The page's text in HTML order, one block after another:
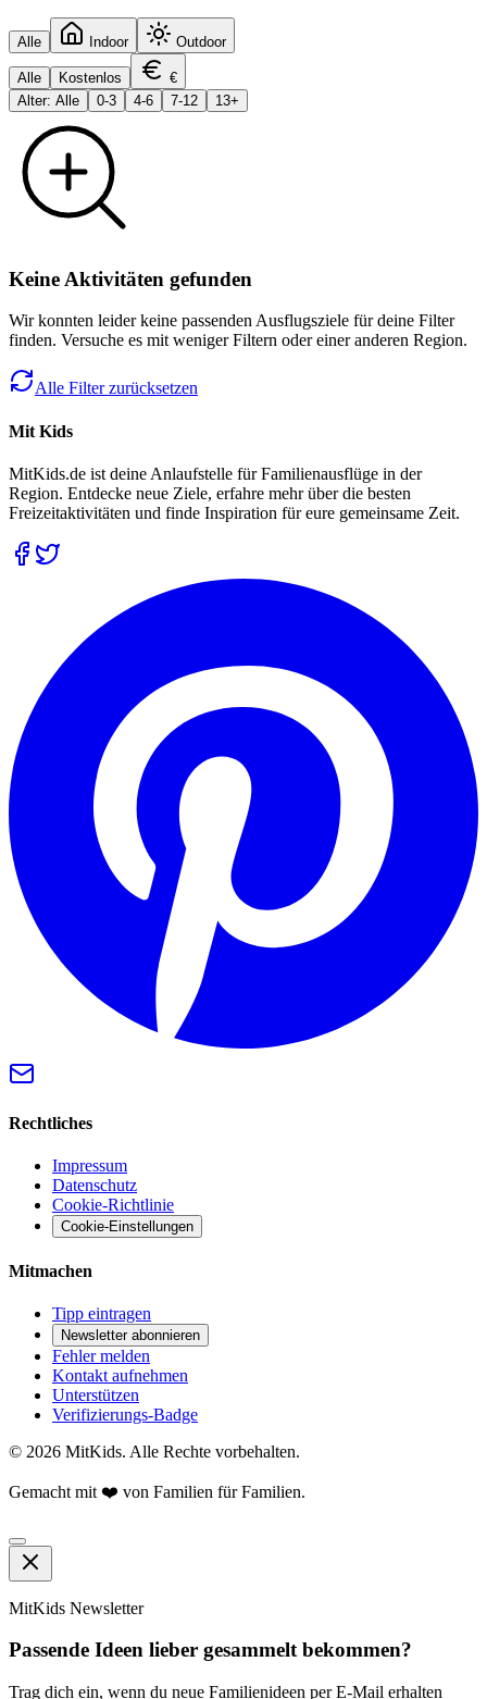
Alle Indoor Outdoor
Alle Kostenlos
€
Alter: Alle
0-3 4-6 7-12 13+
Keine Aktivitäten gefunden
Wir konnten leider keine passenden Ausflugsziele für deine Filter
finden. Versuche es mit weniger Filtern oder einer anderen Region.
Alle Filter zurücksetzen
Mit Kids
MitKids.de ist deine Anlaufstelle für Familienausflüge in der
Region. Entdecke neue Ziele, erfahre mehr über die besten
Freizeitaktivitäten und finde Inspiration für eure gemeinsame Zeit.
Rechtliches
Impressum
Datenschutz
Cookie-Richtlinie
Cookie-Einstellungen
Mitmachen
Tipp eintragen
Newsletter abonnieren
Fehler melden
Kontakt aufnehmen
Unterstützen
Verifizierungs-Badge
© 2026 MitKids. Alle Rechte vorbehalten.
Gemacht mit ❤️ von Familien für Familien.
MitKids Newsletter
Passende Ideen lieber gesammelt bekommen?
Trag dich ein, wenn du neue Familienideen per E-Mail erhalten